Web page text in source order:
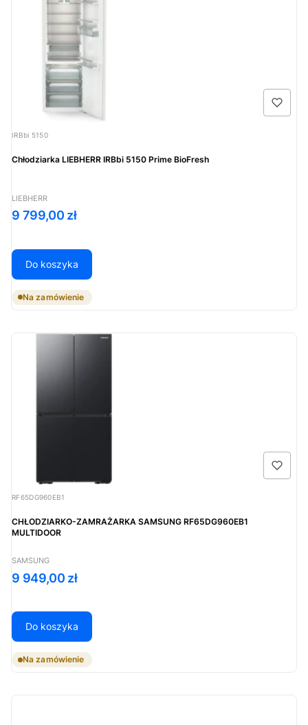
Kod produktu
IRBbi 5150
Chłodziarka LIEBHERR IRBbi 5150 Prime BioFresh
PRODUCENT
LIEBHERR
Cena
9 799,00 zł
Do koszyka
Na zamówienie
Kod produktu
RF65DG960EB1
CHŁODZIARKO-ZAMRAŻARKA SAMSUNG RF65DG960EB1
MULTIDOOR
PRODUCENT
SAMSUNG
Cena
9 949,00 zł
Do koszyka
Na zamówienie